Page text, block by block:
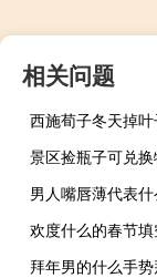
相关问题
西施荀子冬天掉
男人嘴唇薄代表什
欢度什么的春节
拜年男的什么手